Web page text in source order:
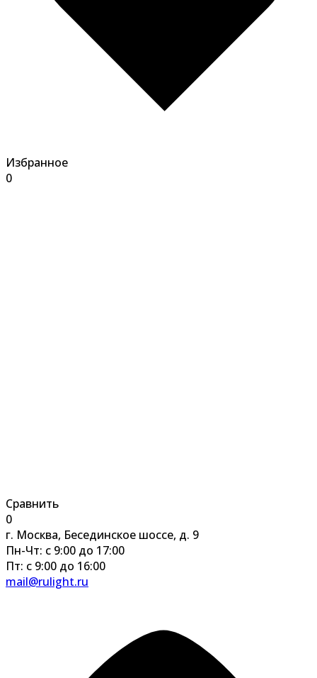
Избранное
0
Сравнить
0
г. Москва, Бесединское шоссе, д. 9
Пн-Чт: с 9:00 до 17:00
Пт: с 9:00 до 16:00
mail@rulight.ru